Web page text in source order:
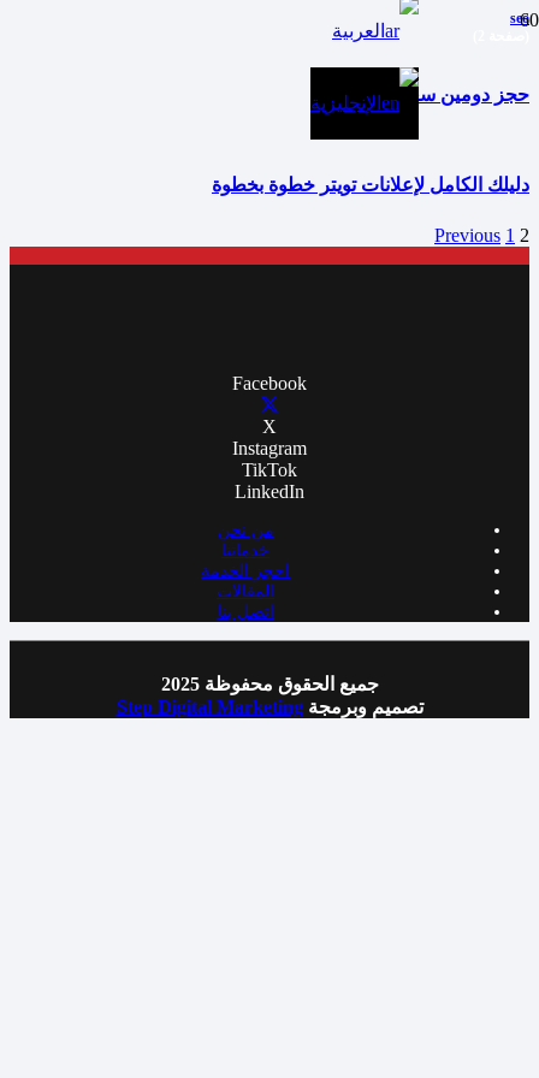
العربية
الإنجليزية
seo
حجز دومين سعودي
دليلك الكامل لإعلانات تويتر خطوة بخطوة
Previous 1 2
Facebook
X
Instagram
TikTok
LinkedIn
من نحن
خدماتنا
احجز الخدمة
المقالات
اتصل بنا
جميع الحقوق محفوظة 2025
تصميم وبرمجة Step Digital Marketing